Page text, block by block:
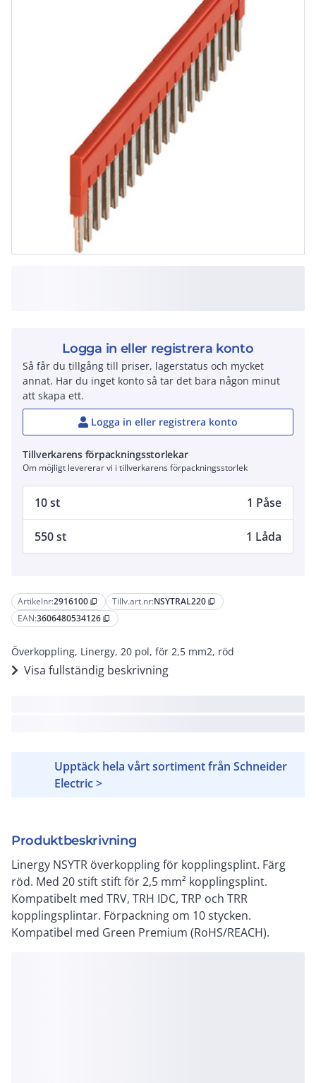
Artikelnr:2916100 content_copy Tillv.art.nr:NSYTRAL220 content_copy
EAN:3606480534126 content_copy
Överkoppling, Linergy, 20 pol, för 2,5 mm2, röd
Visa fullständig beskrivning
Upptäck hela vårt sortiment från Schneider
Electric >
Produktbeskrivning
Linergy NSYTR överkoppling för kopplingsplint. Färg
röd. Med 20 stift stift för 2,5 mm² kopplingsplint.
Kompatibelt med TRV, TRH IDC, TRP och TRR
kopplingsplintar. Förpackning om 10 stycken.
Kompatibel med Green Premium (RoHS/REACH).
Logga in eller registrera konto
Så får du tillgång till priser, lagerstatus och mycket
annat. Har du inget konto så tar det bara någon minut
att skapa ett.
Logga in eller registrera konto
Tillverkarens förpackningsstorlekar
Om möjligt levererar vi i tillverkarens förpackningsstorlek
10 st 1 Påse
550 st 1 Låda